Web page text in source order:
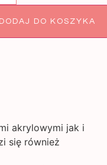
DODAJ DO KOSZYKA
akrylowymi jak i
się również